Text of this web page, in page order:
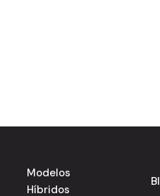
Modelos
Híbridos